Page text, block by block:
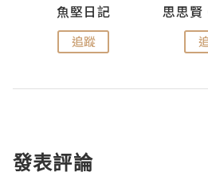
魚堅日記
追蹤
發表評論